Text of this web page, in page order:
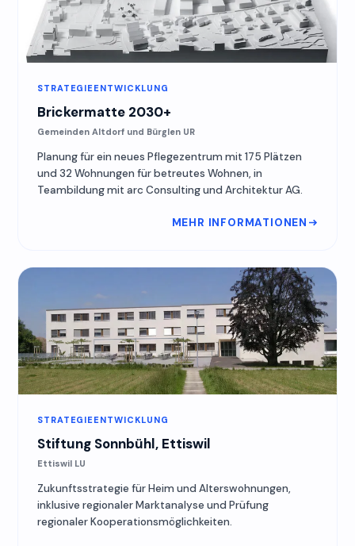
STRATEGIEENTWICKLUNG
Brickermatte 2030+
Gemeinden Altdorf und Bürglen UR
Planung für ein neues Pflegezentrum mit 175 Plätzen
und 32 Wohnungen für betreutes Wohnen, in
Teambildung mit arc Consulting und Architektur AG.
MEHR INFORMATIONEN
STRATEGIEENTWICKLUNG
Stiftung Sonnbühl, Ettiswil
Ettiswil LU
Zukunftsstrategie für Heim und Alterswohnungen,
inklusive regionaler Marktanalyse und Prüfung
regionaler Kooperationsmöglichkeiten.